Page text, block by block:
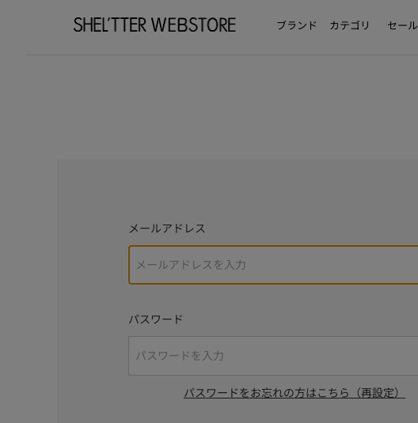
ブランド カテゴリ セール
メールアドレス
パスワード
パスワードをお忘れの方はこちら（再設定）